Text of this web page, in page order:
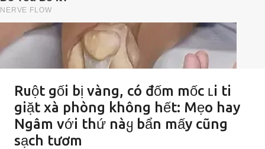
Ruột gối bị vàng, có đốm mốc ʟi ti
giặt xà phòng không hết: Mẹo hay
Ngâm với thứ nàყ bẩn mấy cũng
sạch tươm